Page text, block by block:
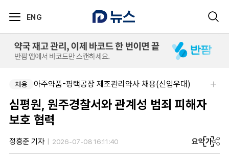
ENG
채용 아주약품-평택공장 제조관리약사 채용(신입우대)
심평원, 원주경찰서와 관계성 범죄 피해자
보호 협력
정흥준 기자 2026-07-08 16:11:40 요약가